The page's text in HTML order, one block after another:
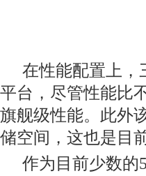
在性能配置上，
平台，尽管性能比
旗舰级性能。此外
储空间，这也是目
作为目前少数的